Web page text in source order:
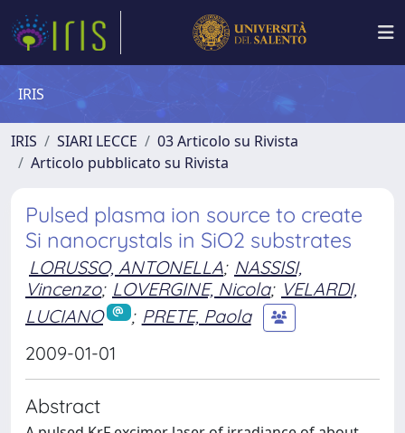
IRIS
IRIS SIARI LECCE
03 Articolo su Rivista
Articolo pubblicato su Rivista
Pulsed plasma ion source to create
Si nanocrystals in SiO2 substrates
LORUSSO, ANTONELLA; NASSISI,
Vincenzo; LOVERGINE, Nicola; VELARDI,
LUCIANO
; PRETE, Paola
2009-01-01
Abstract